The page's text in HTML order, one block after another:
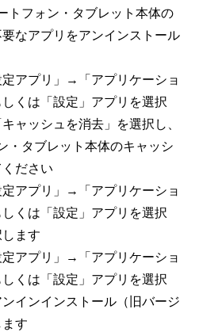
トフォン・タブレット本体の
なアプリをアンインストール
アプリ」→「アプリケーショ
くは「設定」アプリを選択
ャッシュを消去」を選択し、
・タブレット本体のキャッシ
ださい
アプリ」→「アプリケーショ
くは「設定」アプリを選択
ます
アプリ」→「アプリケーショ
くは「設定」アプリを選択
インインストール（旧バージ
す